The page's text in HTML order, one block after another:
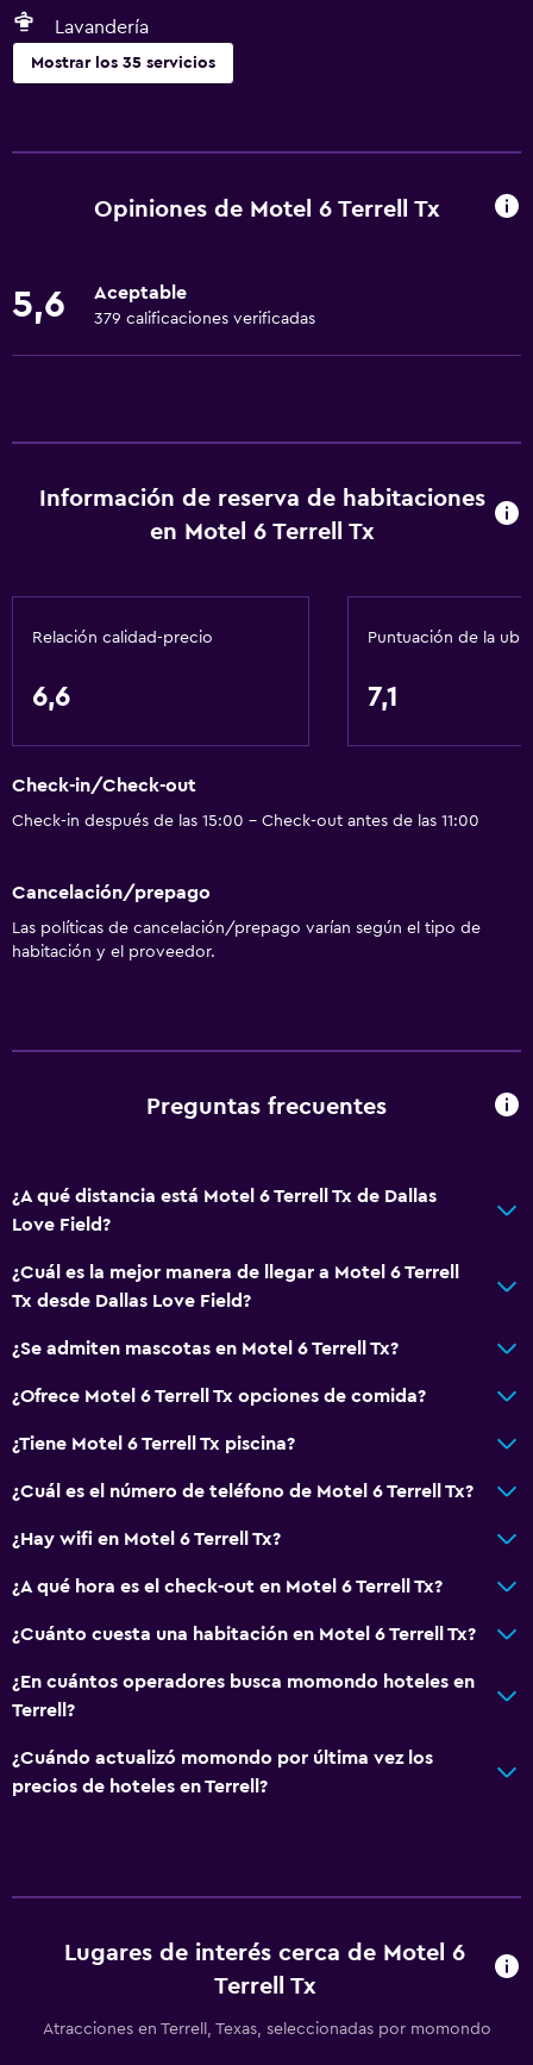
Lavandería
Mostrar los 35 servicios
Para no fumadores
Accesibilidad
Aseo
Papel higiénico
Baño privado
Ducha italiana
Comedor
Máquina expendedora (botanas)
Microondas
Bar de tapas
Calefacción
Carga de vehículos eléctricos
Sistema de entretenimiento
TV
Piscina al aire libre
General
Teléfono
Servicios y facilidades
Opiniones de Motel 6 Terrell Tx
5,6 Aceptable
379 calificaciones verificadas
Información de reserva de habitaciones
en Motel 6 Terrell Tx
Relación calidad-precio
6,6
Puntuación de la
7,1
Check-in/Check-out
Check-in después de las 15:00 - Check-out antes de las 11:00
Cancelación/prepago
Las políticas de cancelación/prepago varían según el tipo de
habitación y el proveedor.
Preguntas frecuentes
¿A qué distancia está Motel 6 Terrell Tx de Dallas
Love Field?
¿Cuál es la mejor manera de llegar a Motel 6 Terrell
Tx desde Dallas Love Field?
¿Se admiten mascotas en Motel 6 Terrell Tx?
¿Ofrece Motel 6 Terrell Tx opciones de comida?
¿Tiene Motel 6 Terrell Tx piscina?
¿Cuál es el número de teléfono de Motel 6 Terrell Tx?
¿Hay wifi en Motel 6 Terrell Tx?
¿A qué hora es el check-out en Motel 6 Terrell Tx?
¿Cuánto cuesta una habitación en Motel 6 Terrell Tx?
¿En cuántos operadores busca momondo hoteles en
Terrell?
¿Cuándo actualizó momondo por última vez los
precios de hoteles en Terrell?
Lugares de interés cerca de Motel 6
Terrell Tx
Atracciones en Terrell, Texas, seleccionadas por momondo